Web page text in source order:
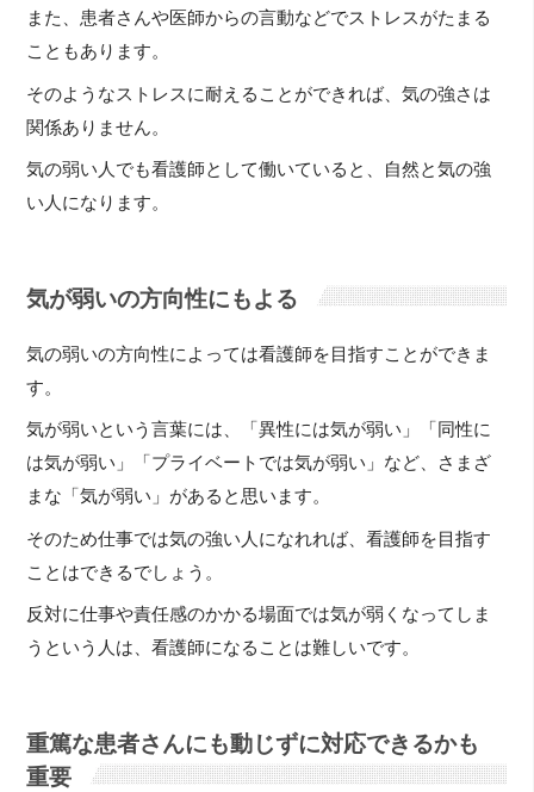
また、患者さんや医師からの言動などでストレスがたまる
こともあります。
そのようなストレスに耐えることができれば、気の強さは
関係ありません。
気の弱い人でも看護師として働いていると、自然と気の強
い人になります。
気が弱いの方向性にもよる
気の弱いの方向性によっては看護師を目指すことができま
す。
気が弱いという言葉には、「異性には気が弱い」「同性に
は気が弱い」「プライベートでは気が弱い」など、さまざ
まな「気が弱い」があると思います。
そのため仕事では気の強い人になれれば、看護師を目指す
ことはできるでしょう。
反対に仕事や責任感のかかる場面では気が弱くなってしま
うという人は、看護師になることは難しいです。
重篤な患者さんにも動じずに対応できるかも
重要